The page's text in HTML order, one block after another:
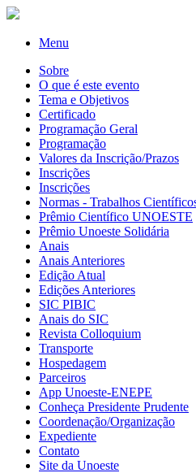
Menu
Sobre
O que é este evento
Tema e Objetivos
Certificado
Programação Geral
Programação
Valores da Inscrição/Prazos
Inscrições
Inscrições
Normas - Trabalhos
Prêmio Científico UNOESTE
Prêmio Unoeste Solidária
Anais
Anais Anteriores
Edição Atual
Edições Anteriores
SIC PIBIC
Anais do SIC
Revista Colloquium
Transporte
Hospedagem
Parceiros
App Unoeste-ENEPE
Conheça Presidente Prudente
Coordenação/Organização
Expediente
Contato
Site da Unoeste